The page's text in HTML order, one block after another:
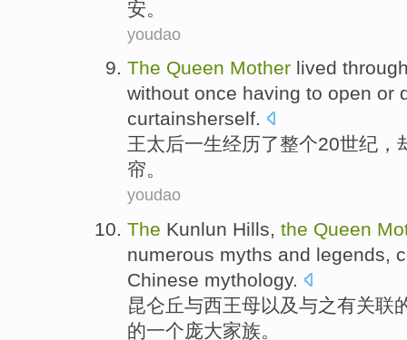
安。
youdao
The Queen Mother lived
without once having to open or
curtainsherself.
王太后一生经历了整个20世纪 ，
帘。
youdao
The Kunlun Hills, the Queen
numerous myths and legends,
Chinese mythology.
昆仑 丘与西王母以及与之有关联
的一个庞大家族。